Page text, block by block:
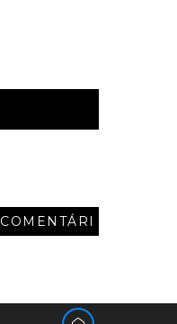
COMENTÁRI